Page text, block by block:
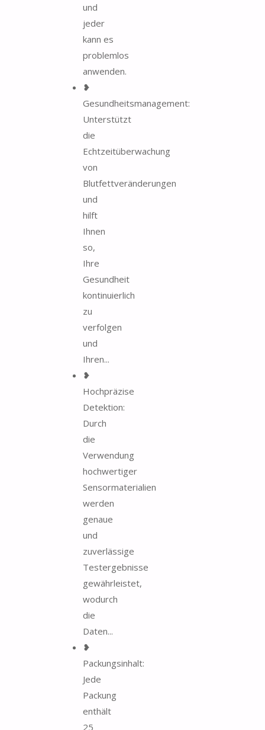
und
jeder
kann es
problemlos
anwenden.
❥
Gesundheitsmanagement:
Unterstützt
die
Echtzeitüberwachung
von
Blutfettveränderungen
und
hilft
Ihnen
so,
Ihre
Gesundheit
kontinuierlich
zu
verfolgen
und
Ihren...
❥
Hochpräzise
Detektion:
Durch
die
Verwendung
hochwertiger
Sensormaterialien
werden
genaue
und
zuverlässige
Testergebnisse
gewährleistet,
wodurch
die
Daten...
❥
Packungsinhalt:
Jede
Packung
enthält
25